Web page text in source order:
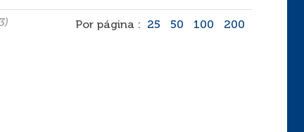
Por página : 25 50 100 200